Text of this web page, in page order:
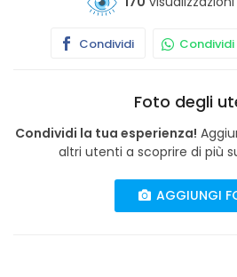
Condividi Condividi
Foto degli
Condividi la tua esperienza!
altri utenti a scoprire di più
AGGIUNGI